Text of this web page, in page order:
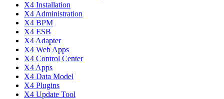
X4 Installation
X4 Administration
X4 BPM
X4 ESB
X4 Adapter
X4 Web Apps
X4 Control Center
X4 Apps
X4 Data Model
X4 Plugins
X4 Update Tool